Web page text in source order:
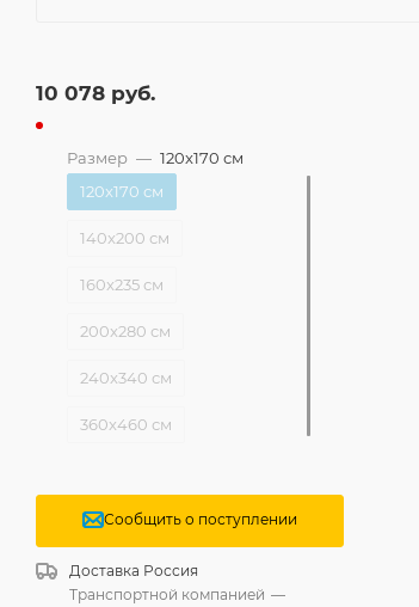
10 078 руб.
Размер — 120x170 см
120x170 см
140x200 см
160x235 см
200x280 см
240x340 см
360x460 см
Сообщить о поступлении
Доставка Россия
Транспортной компанией —